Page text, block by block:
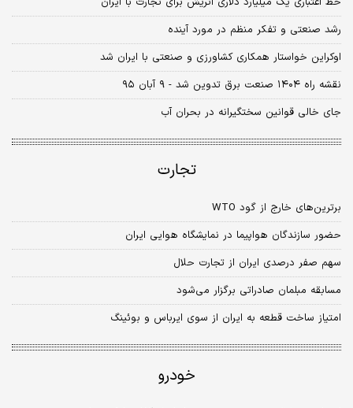
رشد صنعتی و تفکر منظم در مورد آینده
اوکراین خواستار همکاری کشاورزی و صنعتی با ایران شد
نقشه راه ۱۴۰۴ صنعت برق تدوین شد - ۹ آبان ۹۵
جای خالی قوانین سختگیرانه در بحران آب
تجارت
برترین‌های خارج از گود WTO
حضور سازندگان هواپیما در نمایشگاه هوایی ایران
سهم صفر درصدی ایران از تجارت حلال
مسابقه مبلمان صادراتی برگزار می‌شود
امتیاز ساخت قطعه به ایران از سوی ایرباس و بوئینگ
خودرو